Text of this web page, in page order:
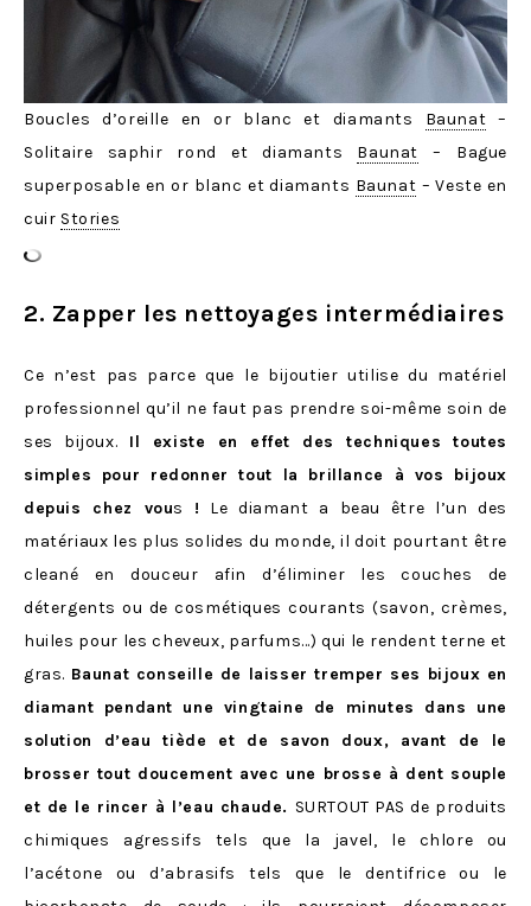
Boucles d’oreille en or blanc et diamants Baunat –
Solitaire saphir rond et diamants Baunat – Bague
superposable en or blanc et diamants Baunat – Veste en
cuir Stories
2. Zapper les nettoyages intermédiaires
Ce n’est pas parce que le bijoutier utilise du matériel
professionnel qu’il ne faut pas prendre soi-même soin de
ses bijoux. Il existe en effet des techniques toutes
simples pour redonner tout la brillance à vos bijoux
depuis chez vous ! Le diamant a beau être l’un des
matériaux les plus solides du monde, il doit pourtant être
cleané en douceur afin d’éliminer les couches de
détergents ou de cosmétiques courants (savon, crèmes,
huiles pour les cheveux, parfums…) qui le rendent terne et
gras. Baunat conseille de laisser tremper ses bijoux en
diamant pendant une vingtaine de minutes dans une
solution d’eau tiède et de savon doux, avant de le
brosser tout doucement avec une brosse à dent souple
et de le rincer à l’eau chaude. SURTOUT PAS de produits
chimiques agressifs tels que la javel, le chlore ou
l’acétone ou d’abrasifs tels que le dentifrice ou le